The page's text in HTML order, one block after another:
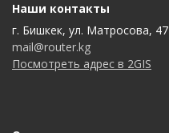
Наши контакты
г. Бишкек, ул. Матросова, 47
mail@router.kg
Посмотреть адрес в 2GIS